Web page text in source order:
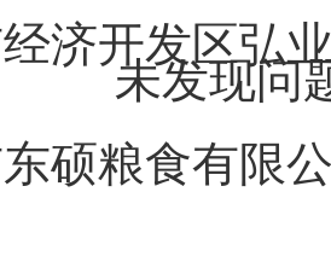
济开发区弘
发现问
市东